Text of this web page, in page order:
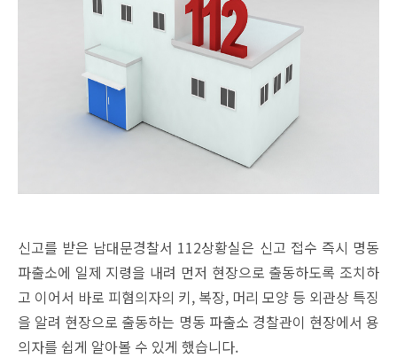
신고를 받은 남대문경찰서 112상황실은 신고 접수 즉시 명동
파출소에 일제 지령을 내려 먼저 현장으로 출동하도록 조치하
고 이어서 바로 피혐의자의 키, 복장, 머리 모양 등 외관상 특징
을 알려 현장으로 출동하는 명동 파출소 경찰관이 현장에서 용
의자를 쉽게 알아볼 수 있게 했습니다.